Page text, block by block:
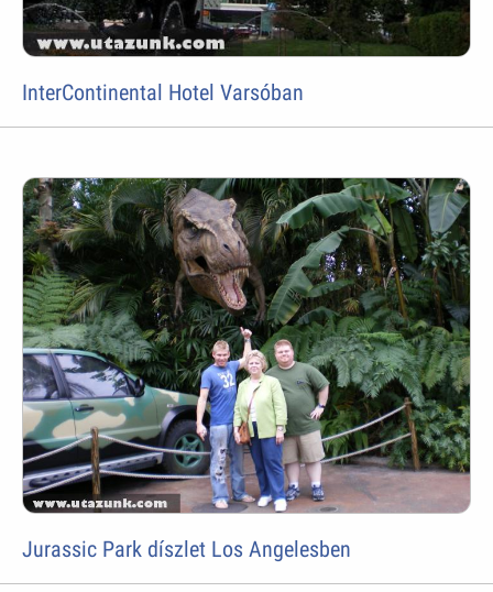
InterContinental Hotel Varsóban
Jurassic Park díszlet Los Angelesben